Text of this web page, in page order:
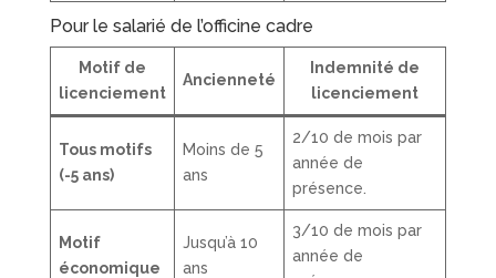
Pour le salarié de l’officine cadre
Motif de
licenciement
Ancienneté
Indemnité de
licenciement
Tous motifs
(-5 ans)
Moins de 5
ans
2/10 de mois par
année de
présence.
Motif
économique
Jusqu’à 10
ans
3/10 de mois par
année de